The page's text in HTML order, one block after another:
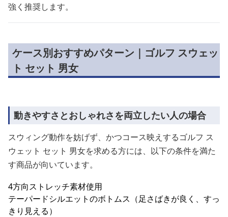
強く推奨します。
ケース別おすすめパターン｜ゴルフ スウェッ
ト セット 男女
動きやすさとおしゃれさを両立したい人の場合
スウィング動作を妨げず、かつコース映えするゴルフ ス
ウェット セット 男女を求める方には、以下の条件を満た
す商品が向いています。
4方向ストレッチ素材使用
テーパードシルエットのボトムス（足さばきが良く、すっ
きり見える）